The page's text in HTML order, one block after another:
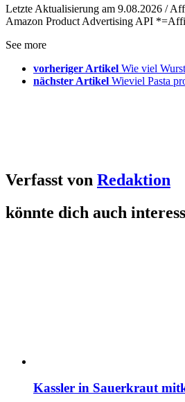
Letzte Aktualisierung am 9.08.2026 /
Amazon Product Advertising API
See more
vorheriger Artikel Wie viel
nächster Artikel Wieviel Pasta
Verfasst von Redaktion
könnte dich auch
Kassler in Sauerkraut